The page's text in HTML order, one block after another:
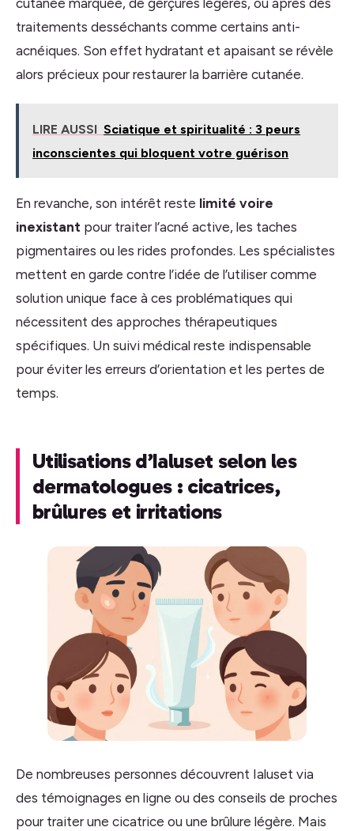
cutanée marquée, de gerçures légères, ou après des
traitements desséchants comme certains anti-
acnéiques. Son effet hydratant et apaisant se révèle
alors précieux pour restaurer la barrière cutanée.
LIRE AUSSI Sciatique et spiritualité : 3 peurs
inconscientes qui bloquent votre guérison
En revanche, son intérêt reste limité voire
inexistant pour traiter l’acné active, les taches
pigmentaires ou les rides profondes. Les spécialistes
mettent en garde contre l’idée de l’utiliser comme
solution unique face à ces problématiques qui
nécessitent des approches thérapeutiques
spécifiques. Un suivi médical reste indispensable
pour éviter les erreurs d’orientation et les pertes de
temps.
Utilisations d’Ialuset selon les
dermatologues : cicatrices,
brûlures et irritations
De nombreuses personnes découvrent Ialuset via
des témoignages en ligne ou des conseils de proches
pour traiter une cicatrice ou une brûlure légère. Mais